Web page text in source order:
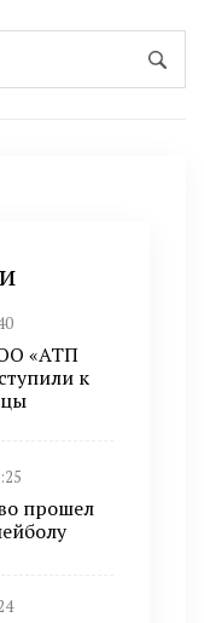
«АТП
к
прошел